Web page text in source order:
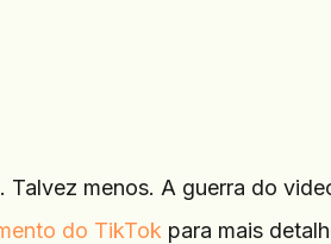
menos. A guerra do
do TikTok para mais